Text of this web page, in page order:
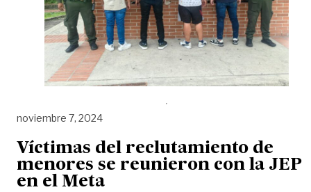
noviembre 7, 2024
Víctimas del reclutamiento de
menores se reunieron con la JEP
en el Meta